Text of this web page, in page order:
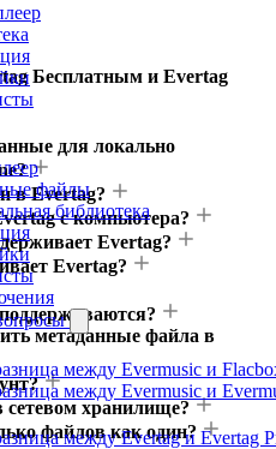
файлы
библиотека
между Evermusic и
между Evermusic и
между Evertag и Evertag
Бесплатным и Evertag
для локально
в Evertag?
с компьютера?
Evertag?
Evertag?
метаданные файла в
хранилище?
файлов как один?